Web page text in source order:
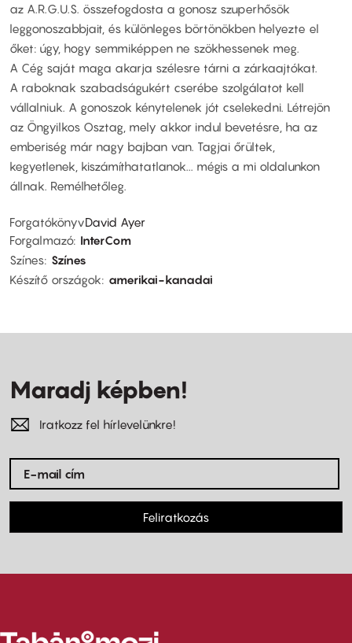
az A.R.G.U.S. összefogdosta a gonosz szuperhősök
leggonoszabbjait, és különleges börtönökben helyezte el
őket: úgy, hogy semmiképpen ne szökhessenek meg.
A Cég saját maga akarja szélesre tárni a zárkaajtókat.
A raboknak szabadságukért cserébe szolgálatot kell
vállalniuk. A gonoszok kénytelenek jót cselekedni. Létrejön
az Öngyilkos Osztag, mely akkor indul bevetésre, ha az
emberiség már nagy bajban van. Tagjai őrültek,
kegyetlenek, kiszámíthatatlanok... mégis a mi oldalunkon
állnak. Remélhetőleg.
ForgatókönyvDavid Ayer
Forgalmazó InterCom
Színes Színes
Készítő országok
amerikai-kanadai
Maradj képben!
Iratkozz fel hírlevelünkre!
Feliratkozás